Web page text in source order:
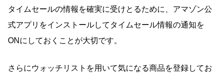
タイムセールの情報を確実に受けとるために、アマゾン公
式アプリをインストールしてタイムセール情報の通知を
ONにしておくことが大切です。
さらにウォッチリストを用いて気になる商品を登録してお